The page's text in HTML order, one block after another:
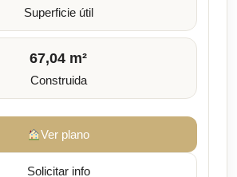
Superficie útil
67,04 m²
Construida
Ver plano
Solicitar info